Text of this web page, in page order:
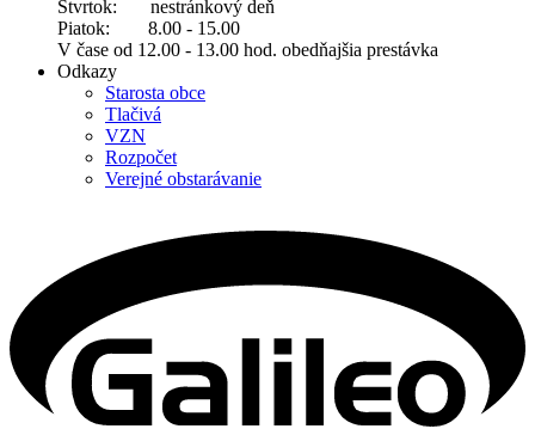
Štvrtok: nestránkový deň
Piatok: 8.00 - 15.00
V čase od 12.00 - 13.00 hod. obedňajšia prestávka
Odkazy
Starosta obce
Tlačivá
VZN
Rozpočet
Verejné obstarávanie